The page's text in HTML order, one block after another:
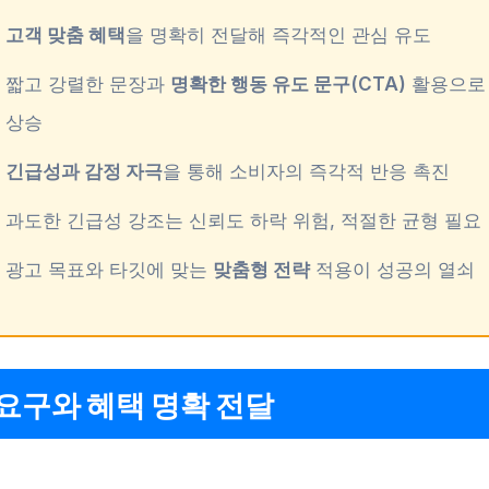
고객 맞춤 혜택을 명확히 전달해 즉각적인 관심 유도
짧고 강렬한 문장과 명확한 행동 유도 문구(CTA) 활용으
상승
긴급성과 감정 자극을 통해 소비자의 즉각적 반응 촉진
과도한 긴급성 강조는 신뢰도 하락 위험, 적절한 균형 필요
광고 목표와 타깃에 맞는 맞춤형 전략적용이 성공의 열쇠
구와 혜택 명확 전달